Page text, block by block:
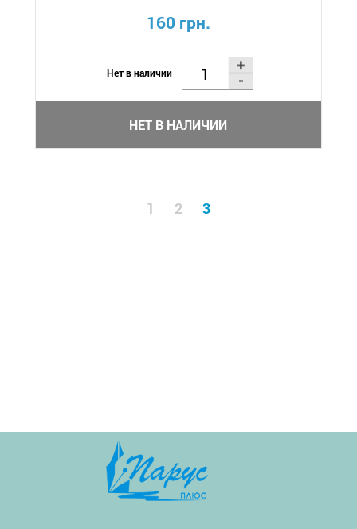
160 грн.
Нет в наличии
НЕТ В НАЛИЧИИ
1 2 3